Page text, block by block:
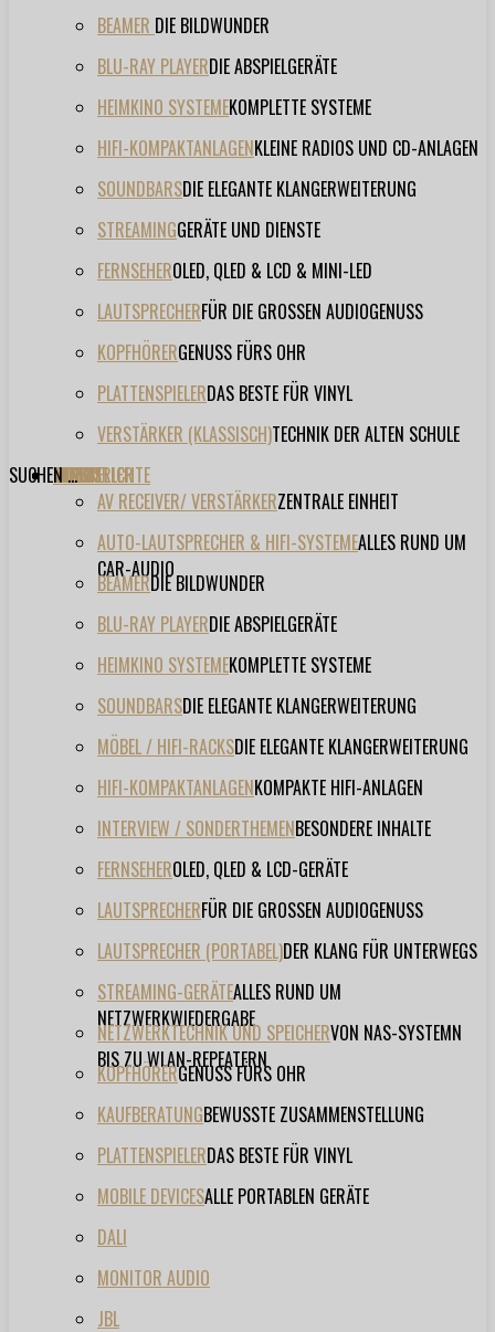
BEAMER DIE BILDWUNDER
BLU-RAY PLAYERDIE ABSPIELGERÄTE
HEIMKINO SYSTEMEKOMPLETTE SYSTEME
HIFI-KOMPAKTANLAGENKLEINE RADIOS UND CD-ANLAGEN
SOUNDBARSDIE ELEGANTE KLANGERWEITERUNG
STREAMINGGERÄTE UND DIENSTE
FERNSEHEROLED, QLED & LCD & MINI-LED
LAUTSPRECHERFÜR DIE GROSSEN AUDIOGENUSS
KOPFHÖRERGENUSS FÜRS OHR
PLATTENSPIELERDAS BESTE FÜR VINYL
VERSTÄRKER (KLASSISCH)TECHNIK DER ALTEN SCHULE
TESTBERICHTE
AV RECEIVER/ VERSTÄRKERZENTRALE EINHEIT
AUTO-LAUTSPRECHER & HIFI-SYSTEMEALLES RUND UM
CAR-AUDIO
BEAMERDIE BILDWUNDER
BLU-RAY PLAYERDIE ABSPIELGERÄTE
HEIMKINO SYSTEMEKOMPLETTE SYSTEME
SOUNDBARSDIE ELEGANTE KLANGERWEITERUNG
MÖBEL / HIFI-RACKSDIE ELEGANTE KLANGERWEITERUNG
HIFI-KOMPAKTANLAGENKOMPAKTE HIFI-ANLAGEN
INTERVIEW / SONDERTHEMENBESONDERE INHALTE
FERNSEHEROLED, QLED & LCD-GERÄTE
LAUTSPRECHERFÜR DIE GROSSEN AUDIOGENUSS
LAUTSPRECHER (PORTABEL)DER KLANG FÜR UNTERWEGS
STREAMING-GERÄTEALLES RUND UM
NETZWERKWIEDERGABE
NETZWERKTECHNIK UND SPEICHERVON NAS-SYSTEMN
BIS ZU WLAN-REPEATERN
KOPFHÖRERGENUSS FÜRS OHR
KAUFBERATUNGBEWUSSTE ZUSAMMENSTELLUNG
PLATTENSPIELERDAS BESTE FÜR VINYL
MOBILE DEVICESALLE PORTABLEN GERÄTE
FORUM
FILME
VIDEOS
HERSTELLER
DALI
MONITOR AUDIO
JBL
EVENT
SUCHEN ...